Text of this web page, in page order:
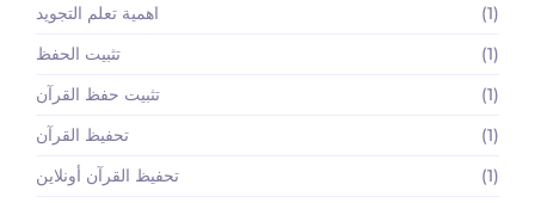
اهمية تعلم التجويد
(1)
تثبيت الحفظ
(1)
تثبيت حفظ القرآن
(1)
تحفيظ القرآن
(1)
تحفيظ القرآن أونلاين
(1)